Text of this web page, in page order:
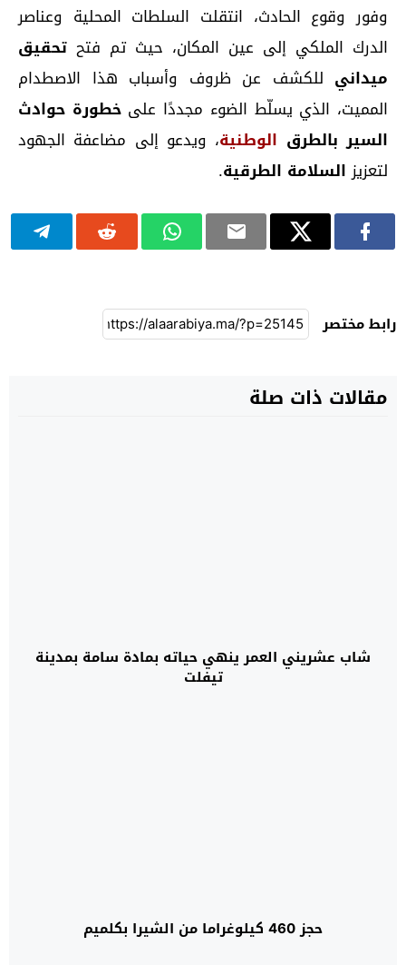
وفور وقوع الحادث، انتقلت السلطات المحلية وعناصر
الدرك الملكي إلى عين المكان، حيث تم فتح تحقيق
ميداني للكشف عن ظروف وأسباب هذا الاصطدام
المميت، الذي يسلّط الضوء مجددًا علىخطورة حوادث
السير بالطرق الوطنية، ويدعو إلى مضاعفة الجهود
لتعزيزالسلامة الطرقية.
رابط مختصر
مقالات ذات صلة
شاب عشريني العمر ينهي حياته بمادة سامة بمدينة
تيفلت
حجز 460 كيلوغراما من الشيرا بكلميم